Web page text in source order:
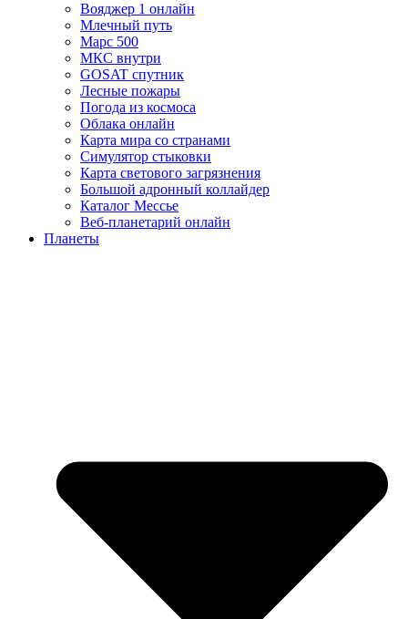
Вояджер 1 онлайн
Млечный путь
Марс 500
МКС внутри
GOSAT спутник
Лесные пожары
Погода из космоса
Облака онлайн
Карта мира со странами
Симулятор стыковки
Карта светового загрязнения
Большой адронный коллайдер
Каталог Мессье
Веб-планетарий онлайн
Планеты